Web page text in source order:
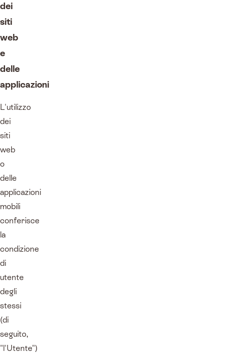
dei
siti
web
e
delle
applicazioni
L'utilizzo
dei
siti
web
o
delle
applicazioni
mobili
conferisce
la
condizione
di
utente
degli
stessi
(di
seguito,
"l'Utente")